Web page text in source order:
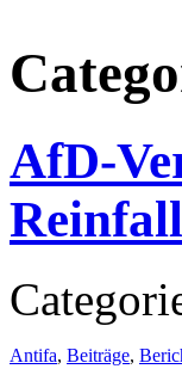
AfD-
Reinfall
Antifa, Beiträge,